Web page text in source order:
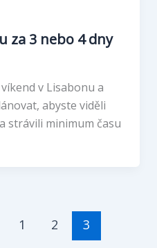
za 3 nebo 4 dny
v Lisabonu a
abyste viděli
strávili minimum času
1 2 3